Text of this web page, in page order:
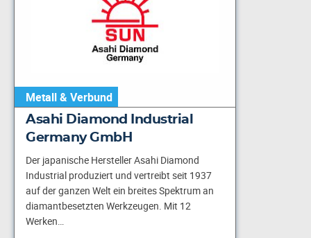
Metall & Verbund
Asahi Diamond Industrial
Germany GmbH
Der japanische Hersteller Asahi Diamond
Industrial produziert und vertreibt seit 1937
auf der ganzen Welt ein breites Spektrum an
diamantbesetzten Werkzeugen. Mit 12
Werken…